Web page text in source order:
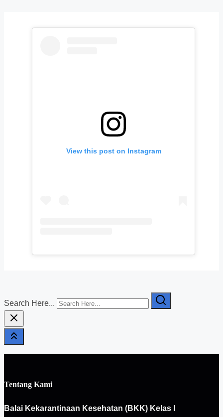
View this post on Instagram
Search Here...
Tentang Kami
Balai Kekarantinaan Kesehatan (BKK) Kelas I